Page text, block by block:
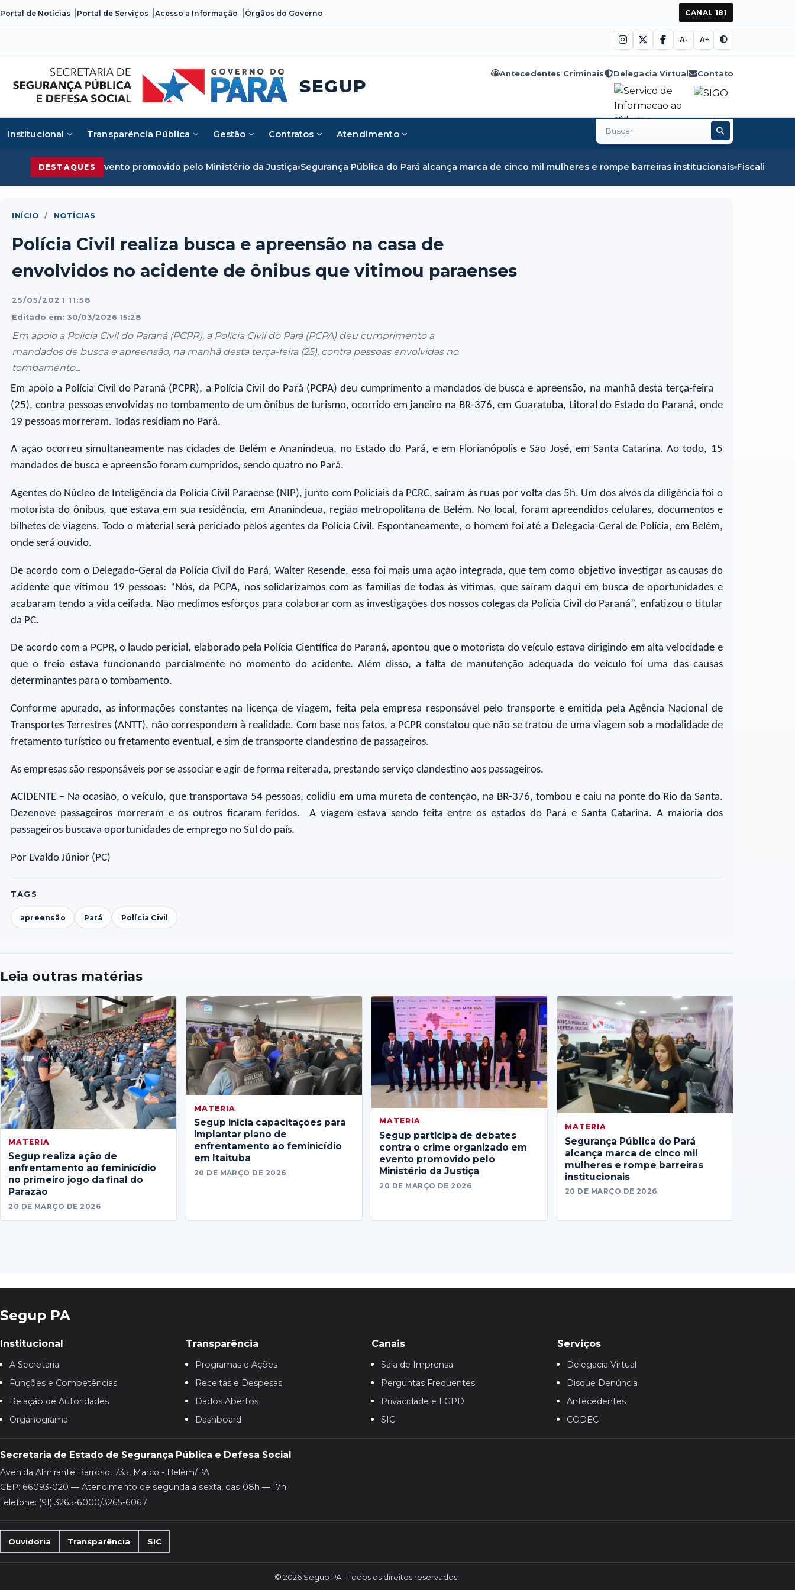
Portal de Notícias Portal de Serviços Acesso a Informação Órgãos do Governo CANAL 181
A- A+
SEGUP
Antecedentes Criminais Delegacia Virtual Contato
Institucional Transparência Pública Gestão Contratos Atendimento
Buscar
no
DESTAQUES
em evento promovido pelo Ministério da Justiça Segurança Pública do Pará alcança marca de cinco mil mulheres e rompe barreiras institucionais Fiscalização em
INÍCIO / NOTÍCIAS
Polícia Civil realiza busca e apreensão na casa de
envolvidos no acidente de ônibus que vitimou paraenses
25/05/2021 11:58
Editado em: 30/03/2026 15:28
Em apoio a Polícia Civil do Paraná (PCPR), a Polícia Civil do Pará (PCPA) deu cumprimento a
mandados de busca e apreensão, na manhã desta terça-feira (25), contra pessoas envolvidas no
tombamento...
Em apoio a Polícia Civil do Paraná (PCPR), a Polícia Civil do Pará (PCPA) deu cumprimento a mandados de busca e apreensão, na manhã desta terça-feira
(25), contra pessoas envolvidas no tombamento de um ônibus de turismo, ocorrido em janeiro na BR-376, em Guaratuba, Litoral do Estado do Paraná, onde
19 pessoas morreram. Todas residiam no Pará.
A ação ocorreu simultaneamente nas cidades de Belém e Ananindeua, no Estado do Pará, e em Florianópolis e São José, em Santa Catarina. Ao todo, 15
mandados de busca e apreensão foram cumpridos, sendo quatro no Pará.
Agentes do Núcleo de Inteligência da Polícia Civil Paraense (NIP), junto com Policiais da PCRC, saíram às ruas por volta das 5h. Um dos alvos da diligência foi o
motorista do ônibus, que estava em sua residência, em Ananindeua, região metropolitana de Belém. No local, foram apreendidos celulares, documentos e
bilhetes de viagens. Todo o material será periciado pelos agentes da Polícia Civil. Espontaneamente, o homem foi até a Delegacia-Geral de Polícia, em Belém,
onde será ouvido.
De acordo com o Delegado-Geral da Polícia Civil do Pará, Walter Resende, essa foi mais uma ação integrada, que tem como objetivo investigar as causas do
acidente que vitimou 19 pessoas: “Nós, da PCPA, nos solidarizamos com as famílias de todas às vítimas, que saíram daqui em busca de oportunidades e
acabaram tendo a vida ceifada. Não medimos esforços para colaborar com as investigações dos nossos colegas da Polícia Civil do Paraná”, enfatizou o titular
da PC.
De acordo com a PCPR, o laudo pericial, elaborado pela Polícia Científica do Paraná, apontou que o motorista do veículo estava dirigindo em alta velocidade e
que o freio estava funcionando parcialmente no momento do acidente. Além disso, a falta de manutenção adequada do veículo foi uma das causas
determinantes para o tombamento.
Conforme apurado, as informações constantes na licença de viagem, feita pela empresa responsável pelo transporte e emitida pela Agência Nacional de
Transportes Terrestres (ANTT), não correspondem à realidade. Com base nos fatos, a PCPR constatou que não se tratou de uma viagem sob a modalidade de
fretamento turístico ou fretamento eventual, e sim de transporte clandestino de passageiros.
As empresas são responsáveis por se associar e agir de forma reiterada, prestando serviço clandestino aos passageiros.
ACIDENTE – Na ocasião, o veículo, que transportava 54 pessoas, colidiu em uma mureta de contenção, na BR-376, tombou e caiu na ponte do Rio da Santa.
Dezenove passageiros morreram e os outros ficaram feridos. A viagem estava sendo feita entre os estados do Pará e Santa Catarina. A maioria dos
passageiros buscava oportunidades de emprego no Sul do país.
Por Evaldo Júnior (PC)
TAGS
apreensão Pará Polícia Civil
Leia outras matérias
MATERIA
Segup realiza ação de
enfrentamento ao feminicídio
no primeiro jogo da final do
Parazão
20 DE MARÇO DE 2026
MATERIA
Segup inicia capacitações para
implantar plano de
enfrentamento ao feminicídio
em Itaituba
20 DE MARÇO DE 2026
MATERIA
Segup participa de debates
contra o crime organizado em
evento promovido pelo
Ministério da Justiça
20 DE MARÇO DE 2026
MATERIA
Segurança Pública do Pará
alcança marca de cinco mil
mulheres e rompe barreiras
institucionais
20 DE MARÇO DE 2026
Segup PA
Institucional
A Secretaria
Funções e Competências
Relação de Autoridades
Organograma
Transparência
Programas e Ações
Receitas e Despesas
Dados Abertos
Dashboard
Canais
Sala de Imprensa
Perguntas Frequentes
Privacidade e LGPD
SIC
Serviços
Delegacia Virtual
Disque Denúncia
Antecedentes
CODEC
Secretaria de Estado de Segurança Pública e Defesa Social
Avenida Almirante Barroso, 735, Marco - Belém/PA
CEP: 66093-020 — Atendimento de segunda a sexta, das 08h — 17h
Telefone: (91) 3265-6000/3265-6067
Ouvidoria Transparência SIC
© 2026 Segup PA - Todos os direitos reservados.